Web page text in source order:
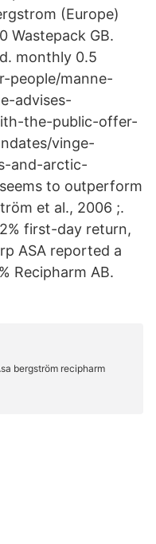
(Europe)
Wastepack GB.
monthly 0.5
people/manne-
advises-
the-public-offer-
vinge-
and-arctic-
to outperform
et al., 2006 ;.
first-day return,
ASA reported a
Recipharm AB.